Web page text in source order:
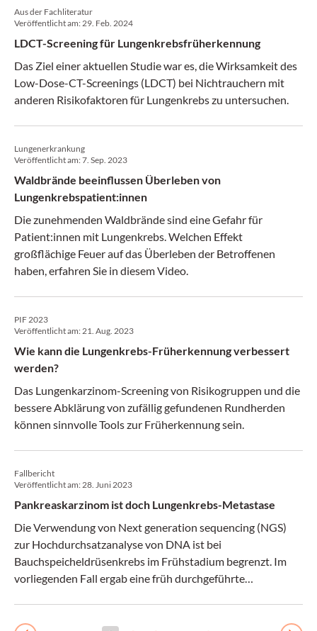
Aus der Fachliteratur
Veröffentlicht am:29. Feb. 2024
LDCT-Screening für Lungenkrebsfrüherkennung
Das Ziel einer aktuellen Studie war es, die Wirksamkeit des
Low-Dose-CT-Screenings (LDCT) bei Nichtrauchern mit
anderen Risikofaktoren für Lungenkrebs zu untersuchen.
Lungenerkrankung
Veröffentlicht am:7. Sep. 2023
Waldbrände beeinflussen Überleben von
Lungenkrebspatient:innen
Die zunehmenden Waldbrände sind eine Gefahr für
Patient:innen mit Lungenkrebs. Welchen Effekt
großflächige Feuer auf das Überleben der Betroffenen
haben, erfahren Sie in diesem Video.
PIF 2023
Veröffentlicht am:21. Aug. 2023
Wie kann die Lungenkrebs-Früherkennung verbessert
werden?
Das Lungenkarzinom-Screening von Risikogruppen und die
bessere Abklärung von zufällig gefundenen Rundherden
können sinnvolle Tools zur Früherkennung sein.
Fallbericht
Veröffentlicht am:28. Juni 2023
Pankreaskarzinom ist doch Lungenkrebs-Metastase
Die Verwendung von Next generation sequencing (NGS)
zur Hochdurchsatzanalyse von DNA ist bei
Bauchspeicheldrüsenkrebs im Frühstadium begrenzt. Im
vorliegenden Fall ergab eine früh durchgeführte